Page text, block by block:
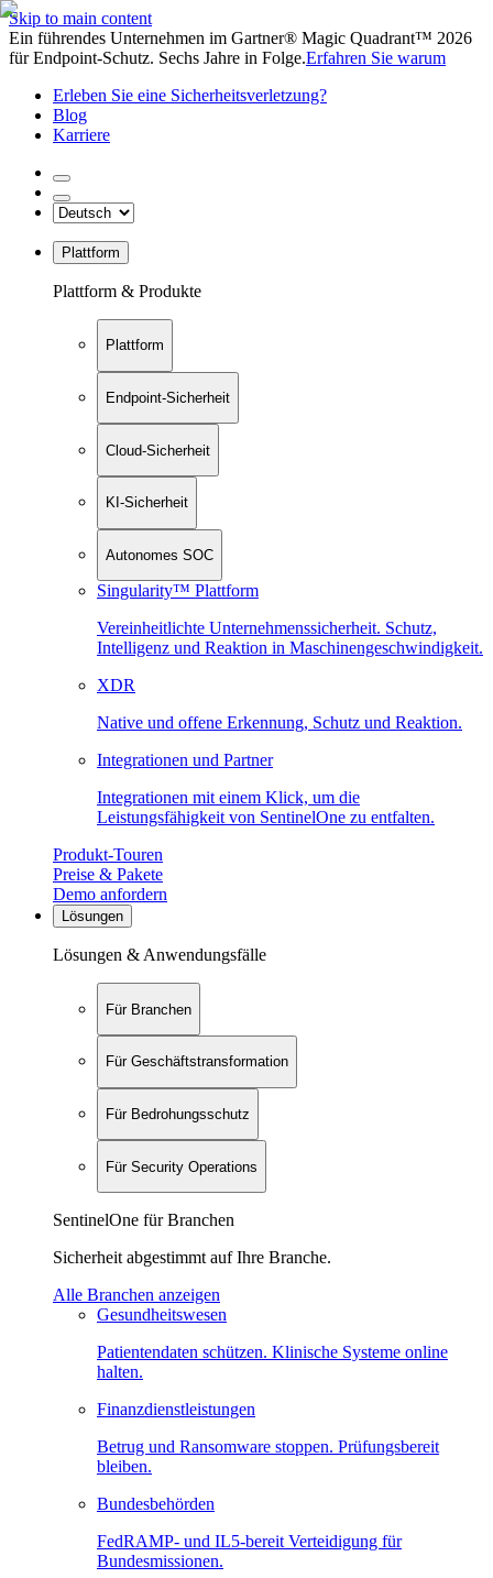
Skip to main content
Ein führendes Unternehmen im Gartner® Magic Quadrant™ 2026
für Endpoint-Schutz. Sechs Jahre in Folge.Erfahren Sie warum
Erleben Sie eine Sicherheitsverletzung?
Blog
Karriere
Plattform
Plattform & Produkte
Plattform
Endpoint-Sicherheit
Cloud-Sicherheit
KI-Sicherheit
Autonomes SOC
Singularity™ Plattform
Vereinheitlichte Unternehmenssicherheit. Schutz,
Intelligenz und Reaktion in Maschinen­geschwindigkeit.
XDR
Native und offene Erkennung, Schutz und Reaktion.
Integrationen und Partner
Integrationen mit einem Klick, um die
Leistungsfähigkeit von SentinelOne zu entfalten.
Produkt-Touren
Preise & Pakete
Demo anfordern
Lösungen
Lösungen & Anwendungsfälle
Für Branchen
Für Geschäftstransformation
Für Bedrohungsschutz
Für Security Operations
SentinelOne für Branchen
Sicherheit abgestimmt auf Ihre Branche.
Alle Branchen anzeigen
Gesundheitswesen
Patientendaten schützen. Klinische Systeme online
halten.
Finanzdienstleistungen
Betrug und Ransomware stoppen. Prüfungsbereit
bleiben.
Bundesbehörden
FedRAMP- und IL5-bereit Verteidigung für
Bundesmissionen.